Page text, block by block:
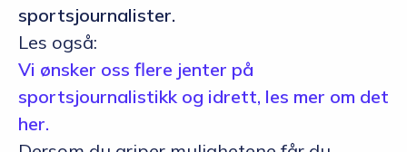
sportsjournalister.
Les også:
Vi ønsker oss flere jenter på
sportsjournalistikk og idrett, les mer om det
her.